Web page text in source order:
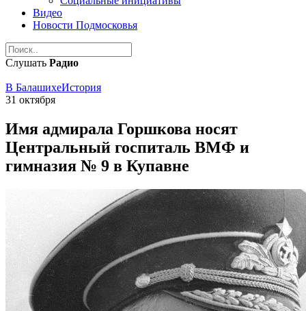
Видео
Новости Подмосковья
Слушать Радио
В БалашихеИстория
31 октября
Имя адмирала Горшкова носят
Центральный госпиталь ВМФ и
гимназия № 9 в Купавне